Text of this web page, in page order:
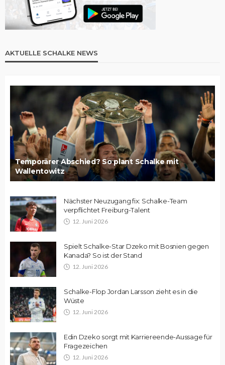
AKTUELLE SCHALKE NEWS
Temporärer Abschied? So plant Schalke mit
Wallentowitz
Nächster Neuzugang fix: Schalke-Team
verpflichtet Freiburg-Talent
12. Juni 2026
Spielt Schalke-Star Dzeko mit Bosnien gegen
Kanada? So ist der Stand
12. Juni 2026
Schalke-Flop Jordan Larsson zieht es in die
Wüste
12. Juni 2026
Edin Dzeko sorgt mit Karriereende-Aussage für
Fragezeichen
12. Juni 2026